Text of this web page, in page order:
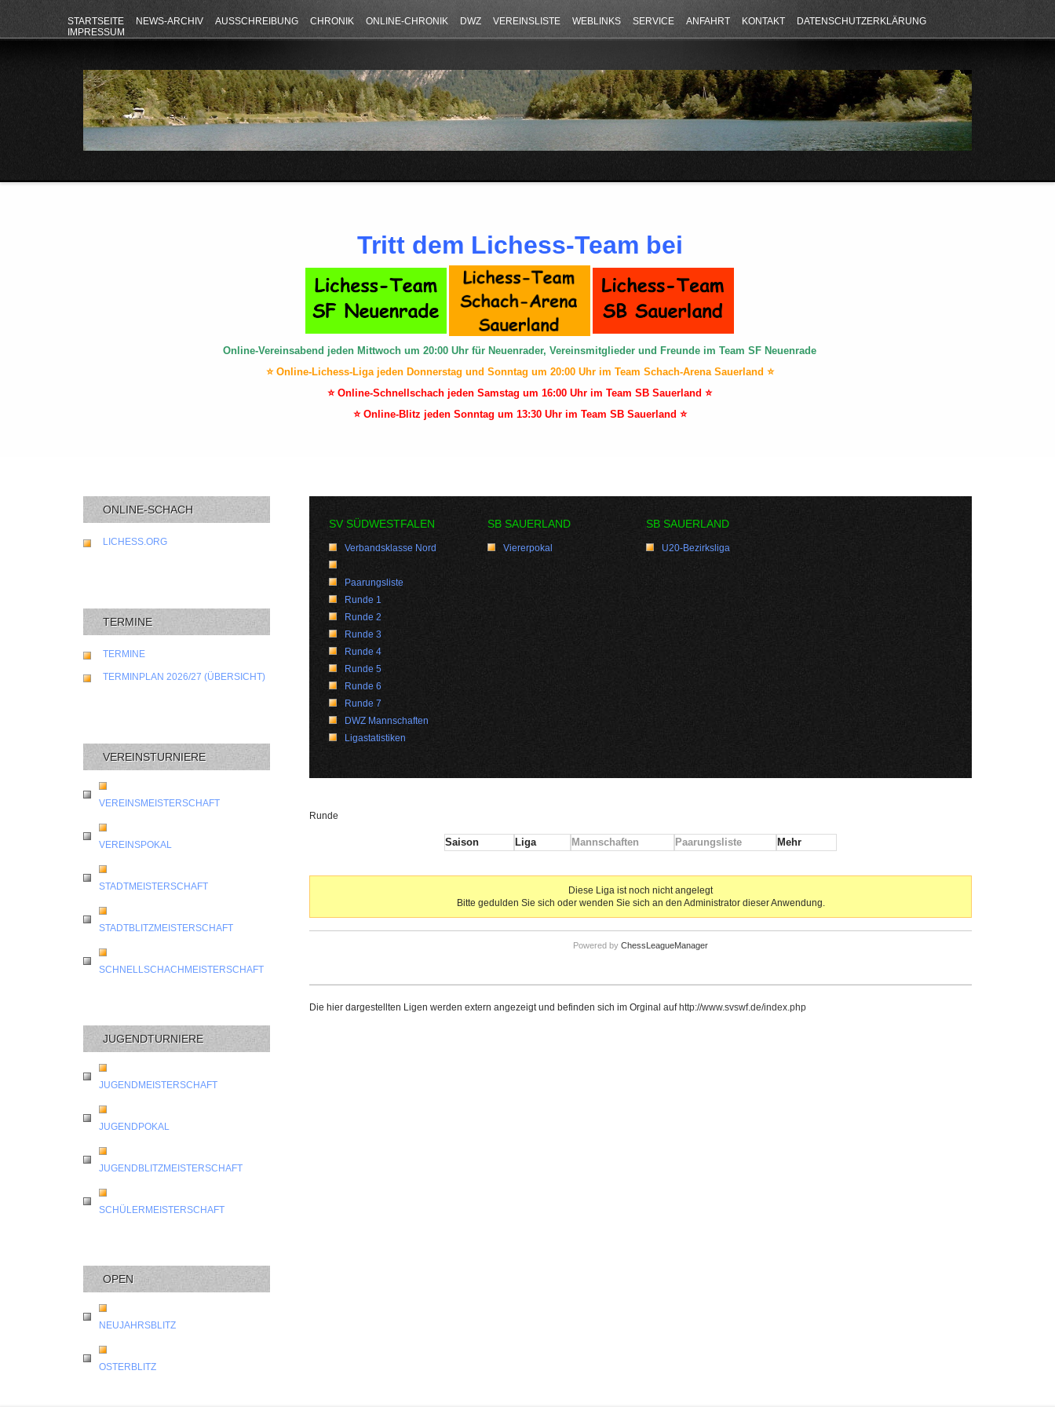
STARTSEITE NEWS-ARCHIV AUSSCHREIBUNG CHRONIK ONLINE-CHRONIK DWZ VEREINSLISTE WEBLINKS SERVICE ANFAHRT KONTAKT
DATENSCHUTZERKLÄRUNG
IMPRESSUM
Tritt dem Lichess-Team bei
Online-Vereinsabend jeden Mittwoch um 20:00 Uhr für Neuenrader, Vereinsmitglieder und Freunde im Team SF Neuenrade
⭐ Online-Lichess-Liga jeden Donnerstag und Sonntag um 20:00 Uhr im Team Schach-Arena Sauerland ⭐
⭐ Online-Schnellschach jeden Samstag um 16:00 Uhr im Team SB Sauerland ⭐
⭐ Online-Blitz jeden Sonntag um 13:30 Uhr im Team SB Sauerland ⭐
ONLINE-SCHACH
LICHESS.ORG
TERMINE
TERMINE
TERMINPLAN 2026/27 (ÜBERSICHT)
VEREINSTURNIERE
VEREINSMEISTERSCHAFT
VEREINSPOKAL
STADTMEISTERSCHAFT
STADTBLITZMEISTERSCHAFT
SCHNELLSCHACHMEISTERSCHAFT
JUGENDTURNIERE
JUGENDMEISTERSCHAFT
JUGENDPOKAL
JUGENDBLITZMEISTERSCHAFT
SCHÜLERMEISTERSCHAFT
OPEN
NEUJAHRSBLITZ
OSTERBLITZ
SV SÜDWESTFALEN
Verbandsklasse Nord
Paarungsliste
Runde 1
Runde 2
Runde 3
Runde 4
Runde 5
Runde 6
Runde 7
DWZ Mannschaften
Ligastatistiken
SB SAUERLAND
Viererpokal
SB SAUERLAND
U20-Bezirksliga
Runde
Saison Liga Mannschaften Paarungsliste Mehr
Diese Liga ist noch nicht angelegt
Bitte gedulden Sie sich oder wenden Sie sich an den Administrator dieser Anwendung.
Powered by ChessLeagueManager
Die hier dargestellten Ligen werden extern angezeigt und befinden sich im Orginal auf http://www.svswf.de/index.php